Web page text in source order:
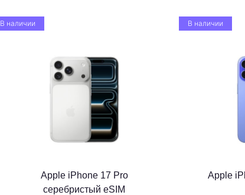
В наличии
Apple iPhone 17 Pro
серебристый eSIM
В наличии
Apple